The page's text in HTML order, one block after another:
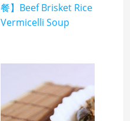
餐】Beef Brisket Rice
Vermicelli Soup